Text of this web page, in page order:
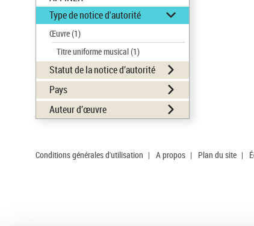
Type de notice d'autorité
Œuvre(1)
Titre uniforme musical(1)
Statut de la notice d’autorité
Pays
Auteur d’œuvre
Conditions générales d'utilisation | A propos | Plan du site |